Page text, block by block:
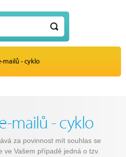
mailů - cyklo
za povinnost mít souhlas se
ve Vašem případě jedná o tzv.
mailů - cyklo